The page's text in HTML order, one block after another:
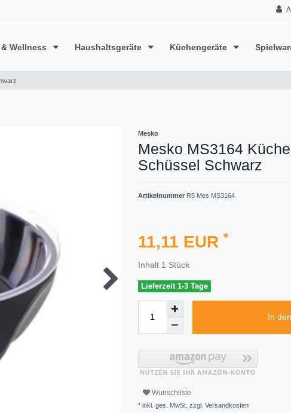
Wellness Haushaltsgeräte Küchengeräte
Mesko
Mesko MS3164
Schüssel Schwarz
Artikelnummer R5 Mes MS3164
11,11 EUR *
Inhalt 1 Stück
Lieferzeit 1-3 Tage
In
Wunschliste
* inkl. ges. MwSt. zzgl. Versandkosten